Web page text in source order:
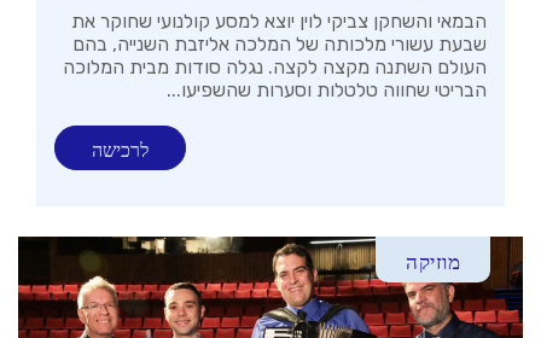
הבמאי והשחקן צביקי לוין יוצא למסע קולנועי שחוקר את
שבעת עשורי מלכותה של המלכה אליזבת השנייה, בהם
העולם השתנה מקצה לקצה. נגלה סודות מבית המלוכה
הבריטי שחווה טלטלות וסערות שהשפיעו...
לרכישה
מוזיקה